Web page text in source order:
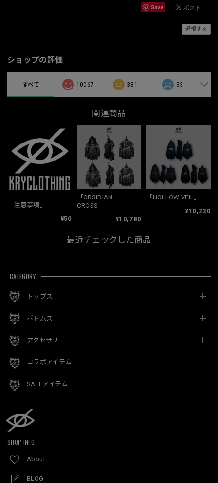
Save
通報する
ショップの評価
すべて 10067 381 33
関連商品
「注意事項」
¥50
「OBSIDIAN
CROSS」
¥10,780
「HOLLOW VEIL」
¥10,230
最近チェックした商品
CATEGORY
トップス
ボトムス
アクセサリー
コラボアイテム
SALEアイテム
SHOP INFO
About
BLOG